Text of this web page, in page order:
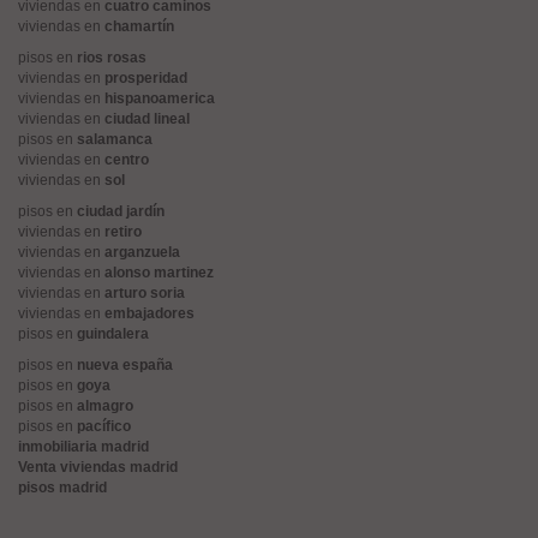
viviendas en cuatro caminos
viviendas en chamartín
pisos en rios rosas
viviendas en prosperidad
viviendas en hispanoamerica
viviendas en ciudad lineal
pisos en salamanca
viviendas en centro
viviendas en sol
pisos en ciudad jardín
viviendas en retiro
viviendas en arganzuela
viviendas en alonso martinez
viviendas en arturo soria
viviendas en embajadores
pisos en guindalera
pisos en nueva españa
pisos en goya
pisos en almagro
pisos en pacífico
inmobiliaria madrid
Venta viviendas madrid
pisos madrid